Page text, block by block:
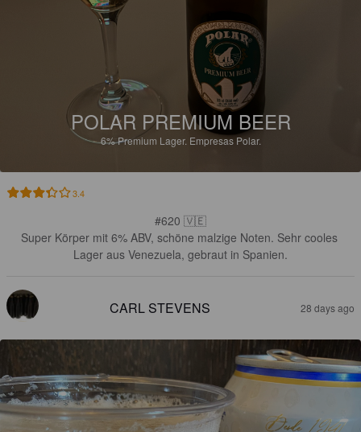
POLAR PREMIUM BEER
6%Premium Lager. Empresas Polar.
3.4
#620 🇻🇪
Super Körper mit 6% ABV, schöne malzige Noten. Sehr cooles
Lager aus Venezuela, gebraut in Spanien.
CARL STEVENS 28 days ago